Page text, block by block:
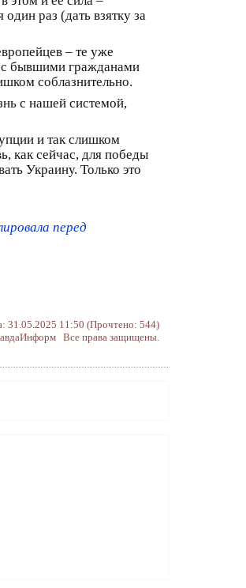
раз (дать взятку за
– те уже
с бывшими гражданами
соблазнительно.
с нашей системой,
и так слишком
как сейчас, для победы
Украину. Только это
перед
31.05.2025 11:50 (Прочтено: 544)
Все права защищены.